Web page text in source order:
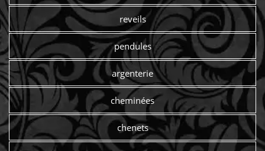
reveils
pendules
argenterie
cheminées
chenets